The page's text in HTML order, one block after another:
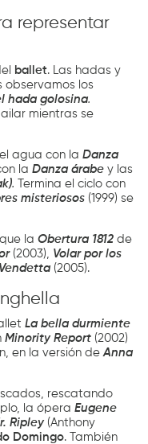
representar
ballet. Las hadas y
observamos los
hada golosina.
mientras se
el agua con laDanza
laDanza árabe y las
.
Termina el ciclo con
misteriosos (1999) se
laObertura 1812 de
(2003), Volar por los
(2005).
La bella durmiente
Minority Report (2002)
en la versión de Anna
rescatando
la óperaEugene
Ripley(Anthony
Domingo. También